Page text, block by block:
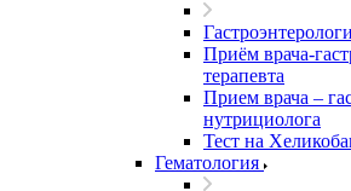
Приём врача-
терапевта
Прием врача –
нутрициолога
Тест на
Гематология